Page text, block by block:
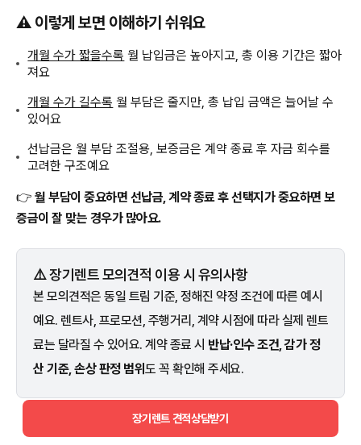
⚠️ 이렇게 보면 이해하기 쉬워요
개월 수가 짧을수록 월 납입금은 높아지고, 총 이용 기간은 짧아
져요
개월 수가 길수록 월 부담은 줄지만, 총 납입 금액은 늘어날 수
있어요
선납금은 월 부담 조절용, 보증금은 계약 종료 후 자금 회수를
고려한 구조예요
👉 월 부담이 중요하면 선납금, 계약 종료 후 선택지가 중요하면 보
증금이 잘 맞는 경우가 많아요.
⚠️ 장기렌트 모의견적 이용 시 유의사항
본 모의견적은 동일 트림 기준, 정해진 약정 조건에 따른 예시
예요. 렌트사, 프로모션, 주행거리, 계약 시점에 따라 실제 렌트
료는 달라질 수 있어요. 계약 종료 시 반납·인수 조건, 감가 정
산 기준, 손상 판정 범위도 꼭 확인해 주세요.
장기렌트 견적상담받기